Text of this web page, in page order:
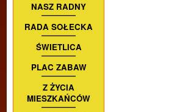
NASZ RADNY
RADA SOŁECKA
ŚWIETLICA
PLAC ZABAW
Z ŻYCIA
MIESZKAŃCÓW